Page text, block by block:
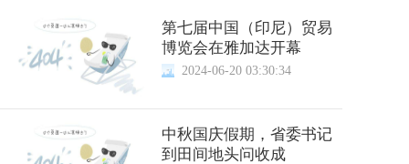
第七届中国（印尼）贸易
博览会在雅加达开幕
2024-06-20 03:30:34
中秋国庆假期，省委书记
到田间地头问收成